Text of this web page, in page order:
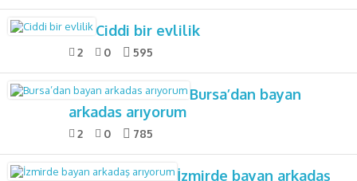
Ciddi bir evlilik
2 0 595
Bursa’dan bayan
arkadas arıyorum
2 0 785
İzmirde bayan arkadaş